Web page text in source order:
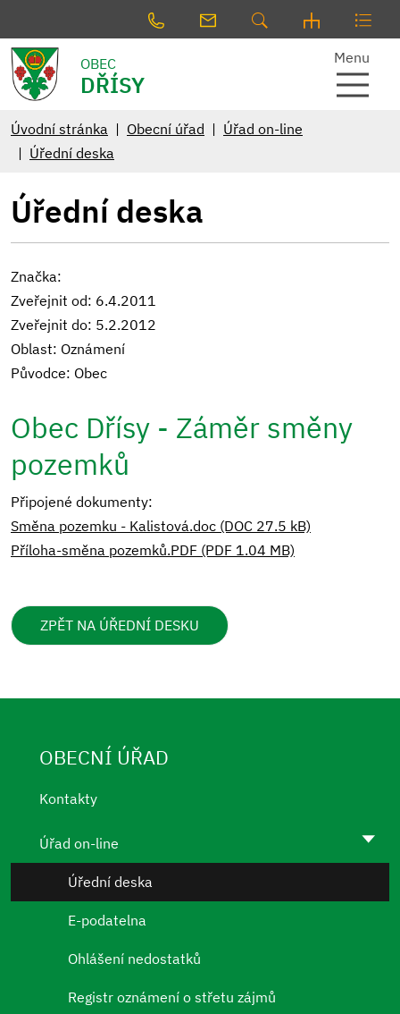
OBEC
DŘÍSY
Menu
Úvodní stránka Obecní úřad
Úřad on-line
Úřední deska
Úřední deska
Značka:
Zveřejnit od: 6.4.2011
Zveřejnit do: 5.2.2012
Oblast: Oznámení
Původce: Obec
Obec Dřísy - Záměr směny
pozemků
Připojené dokumenty:
Směna pozemku - Kalistová.doc (DOC 27.5 kB)
Příloha-směna pozemků.PDF (PDF 1.04 MB)
ZPĚT NA ÚŘEDNÍ DESKU
OBECNÍ ÚŘAD
Kontakty
Úřad on-line
Úřední deska
E-podatelna
Ohlášení nedostatků
Registr oznámení o střetu zájmů